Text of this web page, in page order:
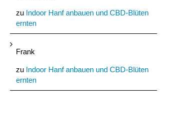
Katerstimmung: Wie
hilfreich ist CBD Hanf
nach zu viel Alkohol?
August 24th, 2022
Cannabinoide als
zu Indoor Hanf anbauen und CBD-Blüten
ernten
Frank
zu Indoor Hanf anbauen und CBD-Blüten
ernten